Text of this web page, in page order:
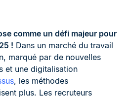
comme un défi majeur pour
! Dans un marché du travail
marqué par de nouvelles
et une digitalisation
, les méthodes
plus. Les recruteurs